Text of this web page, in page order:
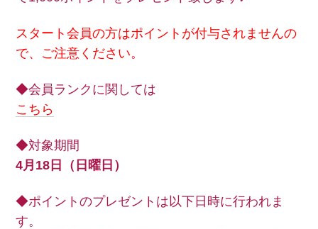
スタート会員の方はポイントが付与されませんの
で、ご注意ください。
◆会員ランクに関しては
こちら
◆対象期間
4月18日（日曜日）
◆ポイントのプレゼントは以下日時に行われま
す。